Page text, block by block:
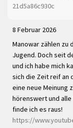
21d5a86c930c
8 Februar 2026
Manowar zählen zu
Jugend. Doch seit
und ich habe mich
sich die Zeit reif an
eine neue Meinung
hörenswert und
finde ich es raus!
https://